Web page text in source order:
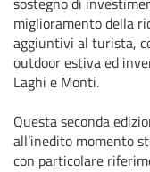
miglioramento della
aggiuntivi al turista,
outdoor estiva ed
Laghi e Monti.
Questa seconda
all’inedito momento
con particolare